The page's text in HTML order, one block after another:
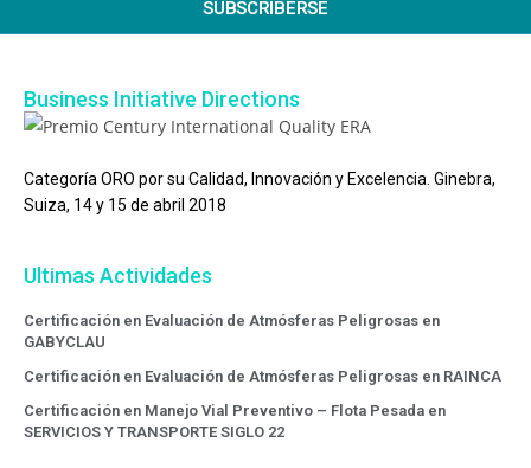
SUBSCRIBERSE
Business Initiative Directions
Categoría ORO por su Calidad, Innovación y Excelencia. Ginebra,
Suiza, 14 y 15 de abril 2018
Ultimas Actividades
Certificación en Evaluación de Atmósferas Peligrosas en
GABYCLAU
Certificación en Evaluación de Atmósferas Peligrosas en RAINCA
Certificación en Manejo Vial Preventivo – Flota Pesada en
SERVICIOS Y TRANSPORTE SIGLO 22